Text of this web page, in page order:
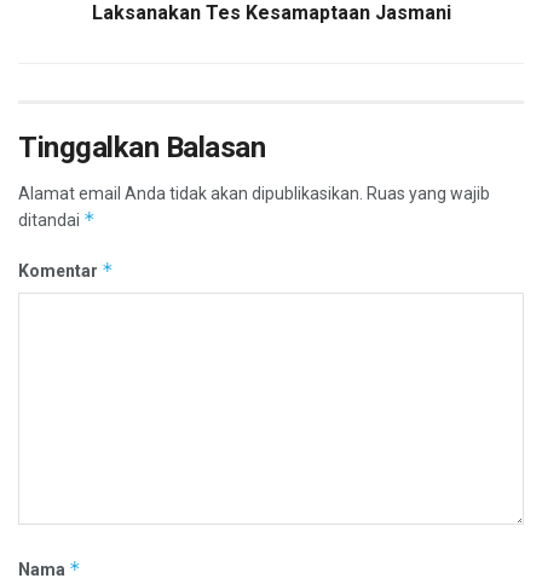
Laksanakan Tes Kesamaptaan Jasmani
Tinggalkan Balasan
Alamat email Anda tidak akan dipublikasikan. Ruas yang wajib
ditandai *
Komentar *
Nama *